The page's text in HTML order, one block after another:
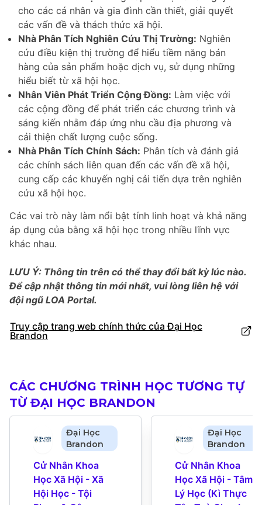
cho các cá nhân và gia đình cần thiết, giải quyết
các vấn đề và thách thức xã hội.
Nhà Phân Tích Nghiên Cứu Thị Trường: Nghiên
cứu điều kiện thị trường để hiểu tiềm năng bán
hàng của sản phẩm hoặc dịch vụ, sử dụng những
hiểu biết từ xã hội học.
Nhân Viên Phát Triển Cộng Đồng: Làm việc với
các cộng đồng để phát triển các chương trình và
sáng kiến nhằm đáp ứng nhu cầu địa phương và
cải thiện chất lượng cuộc sống.
Nhà Phân Tích Chính Sách: Phân tích và đánh giá
các chính sách liên quan đến các vấn đề xã hội,
cung cấp các khuyến nghị cải tiến dựa trên nghiên
cứu xã hội học.
Các vai trò này làm nổi bật tính linh hoạt và khả năng
áp dụng của bằng xã hội học trong nhiều lĩnh vực
khác nhau.
LƯU Ý: Thông tin trên có thể thay đổi bất kỳ lúc nào.
Để cập nhật thông tin mới nhất, vui lòng liên hệ với
đội ngũ LOA Portal.
Truy cập trang web chính thức của Đại Học
Brandon
CÁC CHƯƠNG TRÌNH HỌC TƯƠNG TỰ
TỪ ĐẠI HỌC BRANDON
Đại Học
Brandon
Cử Nhân Khoa
Học Xã Hội - Xã
Hội Học - Tội
Đại Học
Brandon
Cử Nhân Khoa
Học Xã Hội - Tâm
Lý Học (Kì Thực